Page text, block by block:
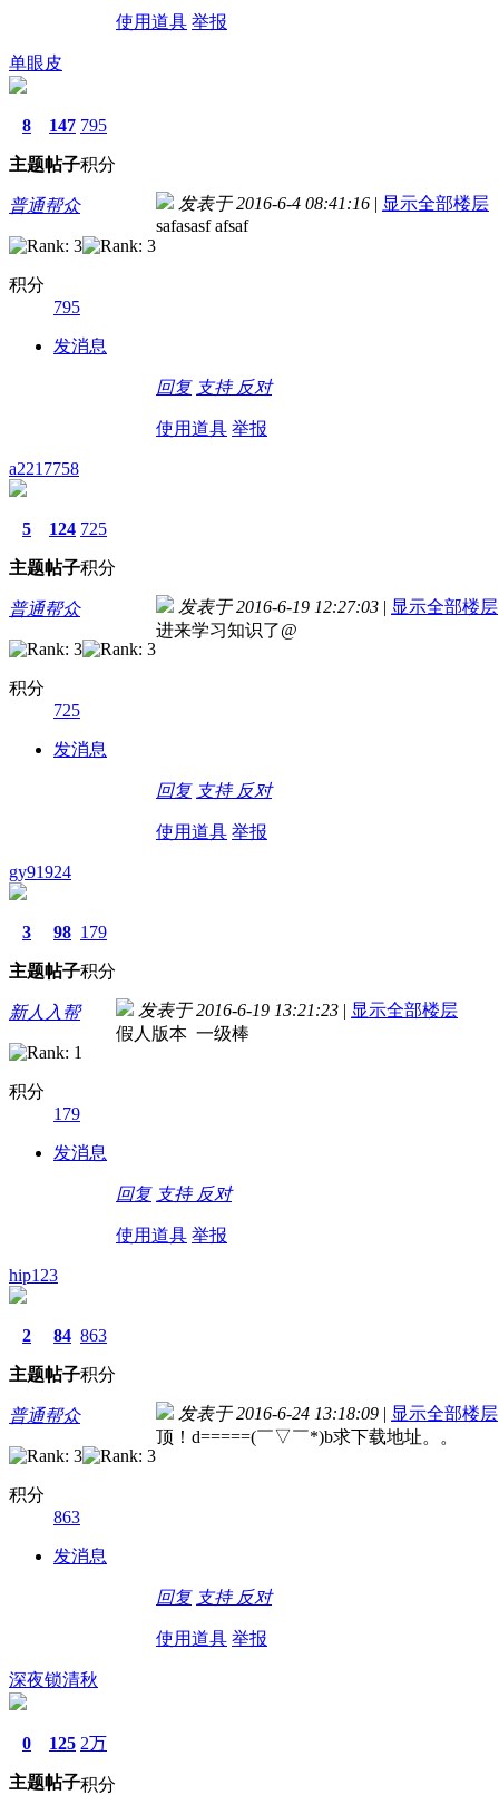
使用道具 举报
单眼皮
8
主题
147
帖子
795
积分
普通帮众
积分
795
发消息
发表于 2016-6-4 08:41:16 | 显示全部楼层
safasasf afsaf
回复 支持 反对
使用道具 举报
a2217758
5
主题
124
帖子
725
积分
普通帮众
积分
725
发消息
发表于 2016-6-19 12:27:03 | 显示全部楼层
进来学习知识了@
回复 支持 反对
使用道具 举报
gy91924
3
主题
98
帖子
179
积分
新人入帮
积分
179
发消息
发表于 2016-6-19 13:21:23 | 显示全部楼层
假人版本 一级棒
回复 支持 反对
使用道具 举报
hip123
2
主题
84
帖子
863
积分
普通帮众
积分
863
发消息
发表于 2016-6-24 13:18:09 | 显示全部楼层
顶！d=====(￣▽￣*)b求下载地址。。
回复 支持 反对
使用道具 举报
深夜锁清秋
0
主题
125
帖子
2万
积分